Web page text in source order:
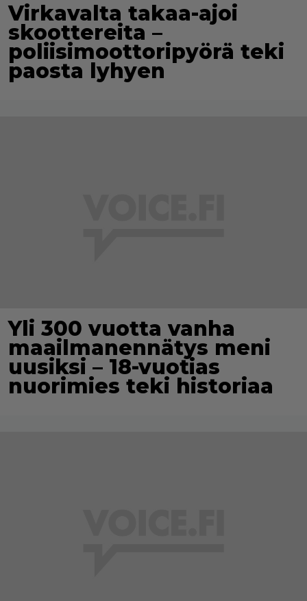
Virkavalta takaa-ajoi
skoottereita –
poliisimoottoripyörä teki
paosta lyhyen
Yli 300 vuotta vanha
maailmanennätys meni
uusiksi – 18-vuotias
nuorimies teki historiaa